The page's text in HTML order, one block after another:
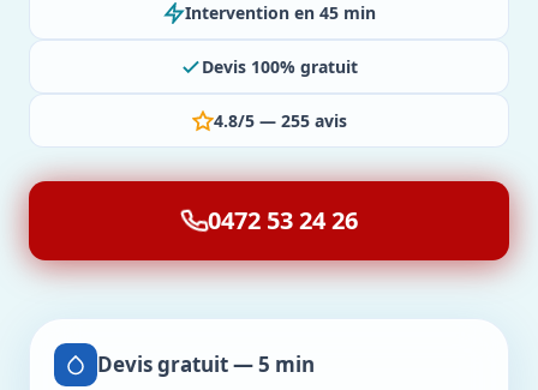
Intervention en 45 min
Devis 100% gratuit
4.8/5 — 255 avis
0472 53 24 26
Devis gratuit — 5 min